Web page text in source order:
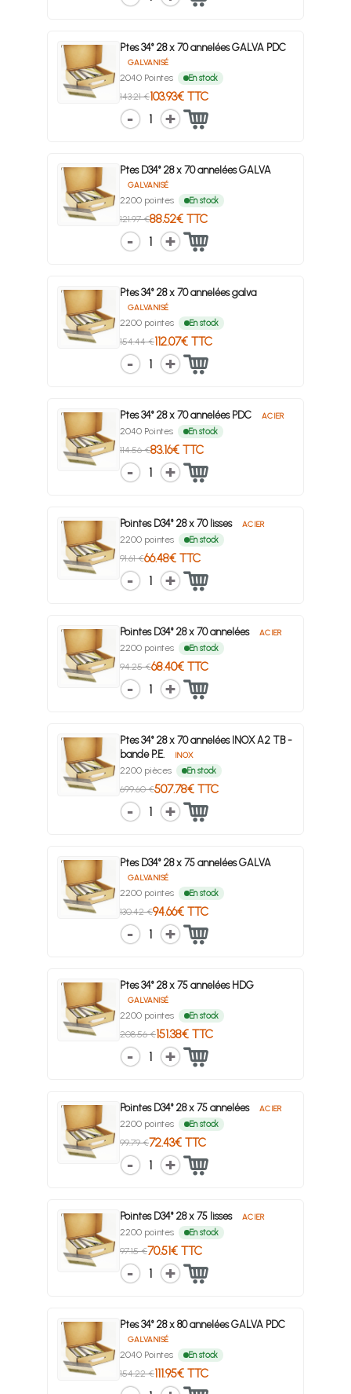
Ptes 34° 28 x 70 annelées GALVA PDC
GALVANISÉ
2040 Pointes En stock
143.21 €103.93€ TTC
1
Ptes D34° 28 x 70 annelées GALVA
GALVANISÉ
2200 pointes En stock
121.97 €88.52€ TTC
1
Ptes 34° 28 x 70 annelées galva
GALVANISÉ
2200 pointes En stock
154.44 €112.07€ TTC
1
Ptes 34° 28 x 70 annelées PDC ACIER
2040 Pointes En stock
114.56 €83.16€ TTC
1
Pointes D34° 28 x 70 lisses ACIER
2200 pointes En stock
91.61 €66.48€ TTC
1
Pointes D34° 28 x 70 annelées ACIER
2200 pointes En stock
94.25 €68.40€ TTC
1
Ptes 34° 28 x 70 annelées INOX A2 TB -
bande P.E.
INOX
2200 pièces En stock
699.60 €507.78€ TTC
1
Ptes D34° 28 x 75 annelées GALVA
GALVANISÉ
2200 pointes En stock
130.42 €94.66€ TTC
1
Ptes 34° 28 x 75 annelées HDG
GALVANISÉ
2200 pointes En stock
208.56 €151.38€ TTC
1
Pointes D34° 28 x 75 annelées ACIER
2200 pointes En stock
99.79 €72.43€ TTC
1
Pointes D34° 28 x 75 lisses ACIER
2200 pointes En stock
97.15 €70.51€ TTC
1
Ptes 34° 28 x 80 annelées GALVA PDC
GALVANISÉ
2040 Pointes En stock
154.22 €111.95€ TTC